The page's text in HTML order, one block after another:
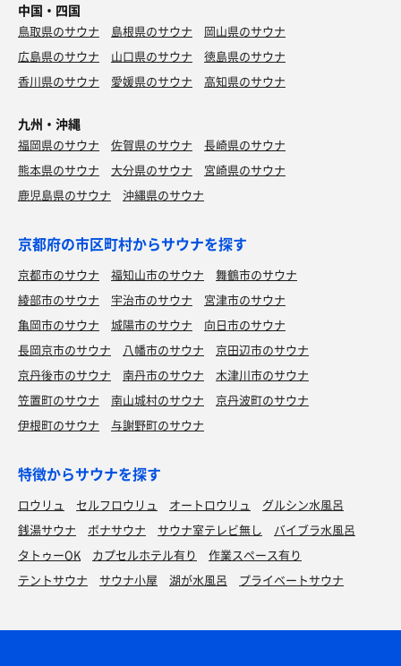
中国・四国
鳥取県のサウナ 島根県のサウナ
岡山県のサウナ
広島県のサウナ
山口県のサウナ
徳島県のサウナ
香川県のサウナ
愛媛県のサウナ 高知県のサウナ
九州・沖縄
福岡県のサウナ 佐賀県のサウナ
長崎県のサウナ
熊本県のサウナ
大分県のサウナ
宮崎県のサウナ
鹿児島県のサウナ
沖縄県のサウナ
京都府の市区町村からサウナを探す
京都市のサウナ 福知山市のサウナ
舞鶴市のサウナ
綾部市のサウナ
宇治市のサウナ
宮津市のサウナ
亀岡市のサウナ
城陽市のサウナ
向日市のサウナ
長岡京市のサウナ
八幡市のサウナ
京田辺市のサウナ
京丹後市のサウナ
南丹市のサウナ
木津川市のサウナ
笠置町のサウナ
南山城村のサウナ
京丹波町のサウナ
伊根町のサウナ
与謝野町のサウナ
特徴からサウナを探す
ロウリュ セルフロウリュ オートロウリュ
グルシン水風呂
銭湯サウナ
ボナサウナ サウナ室テレビ無し
バイブラ水風呂
タトゥーOK
カプセルホテル有り
作業スペース有り
テントサウナ
サウナ小屋 湖が水風呂 プライベートサウナ